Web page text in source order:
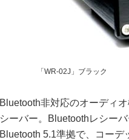
「WR-02J」ブラック
Bluetooth非対応のオーディ
シーバー。Bluetoothレシー
Bluetooth 5.1準拠で、コー